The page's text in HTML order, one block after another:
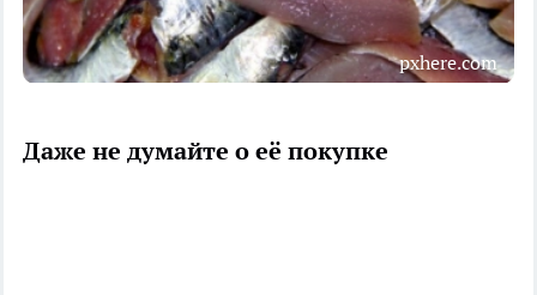
pxhere.com
Даже не думайте о её покупке